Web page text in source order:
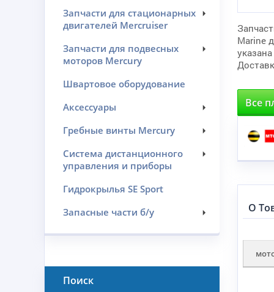
Запчасти для стационарных
двигателей Mercruiser
Запчасти для подвесных
моторов Mercury
Швартовое оборудование
Аксессуары
Гребные винты Mercury
Система дистанционного
управления и приборы
Гидрокрылья SE Sport
Запасные части б/у
Поиск
Marine
Все
О